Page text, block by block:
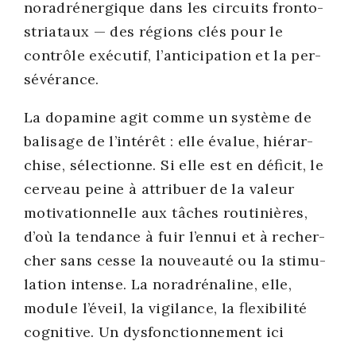
nora­dr­éner­gique dans les cir­cuits fron­to-
stria­taux — des régions clés pour le
contrôle exé­cu­tif, l’anticipation et la per­
sé­vé­rance.
La dopa­mine agit comme un sys­tème de
bali­sage de l’intérêt : elle éva­lue, hié­rar­
chise, sélec­tionne. Si elle est en défi­cit, le
cer­veau peine à attri­buer de la valeur
moti­va­tion­nelle aux tâches rou­ti­nières,
d’où la ten­dance à fuir l’ennui et à recher­
cher sans cesse la nou­veau­té ou la sti­mu­
la­tion intense. La nora­dré­na­line, elle,
module l’éveil, la vigi­lance, la flexi­bi­li­té
cog­ni­tive. Un dys­fonc­tion­ne­ment ici